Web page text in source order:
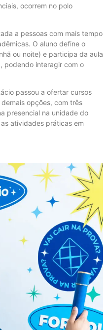
ocorrem no polo
a pessoas com mais tempo
O aluno define o
ou noite) e participa da aula
podendo interagir com o
passou a ofertar cursos
opções, com três
presencial na unidade do
atividades práticas em